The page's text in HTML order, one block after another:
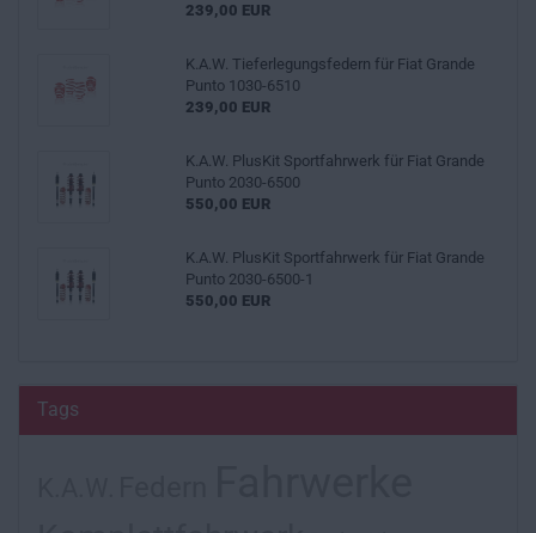
239,00 EUR
K.A.W. Tieferlegungsfedern für Fiat Grande
Punto 1030-6510
239,00 EUR
K.A.W. PlusKit Sportfahrwerk für Fiat Grande
Punto 2030-6500
550,00 EUR
K.A.W. PlusKit Sportfahrwerk für Fiat Grande
Punto 2030-6500-1
550,00 EUR
Tags